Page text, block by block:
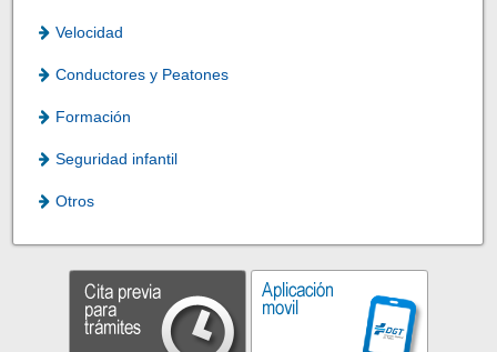
Velocidad
Conductores y Peatones
Formación
Seguridad infantil
Otros